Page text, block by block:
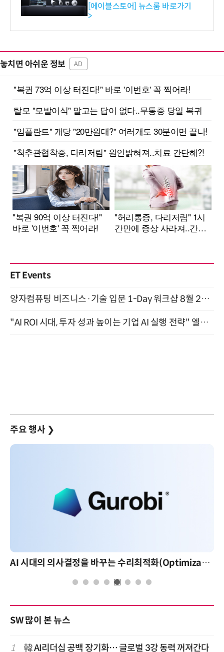
독점 판매 파트너십 체결
[에이블스토어] 뉴스룸 바로가기
>
놓치면 아쉬운 정보 AD
ET Events
양자컴퓨팅 비즈니스·기술 입문 1-Day 워크샵 8월 28일 개최
"AI ROI 시대, 투자 성과 높이는 기업 AI 실행 전략" 엘타워 6층 (9월 18일)
주요 행사 ❯
AI 시대의 의사결정을 바꾸는 수리최적화(Optimization): 실제 산업 적용 사례와 활용 전략
SW 많이 본 뉴스
1 韓 AI리더십 공백 장기화… 글로벌 3강 동력 꺼져간다